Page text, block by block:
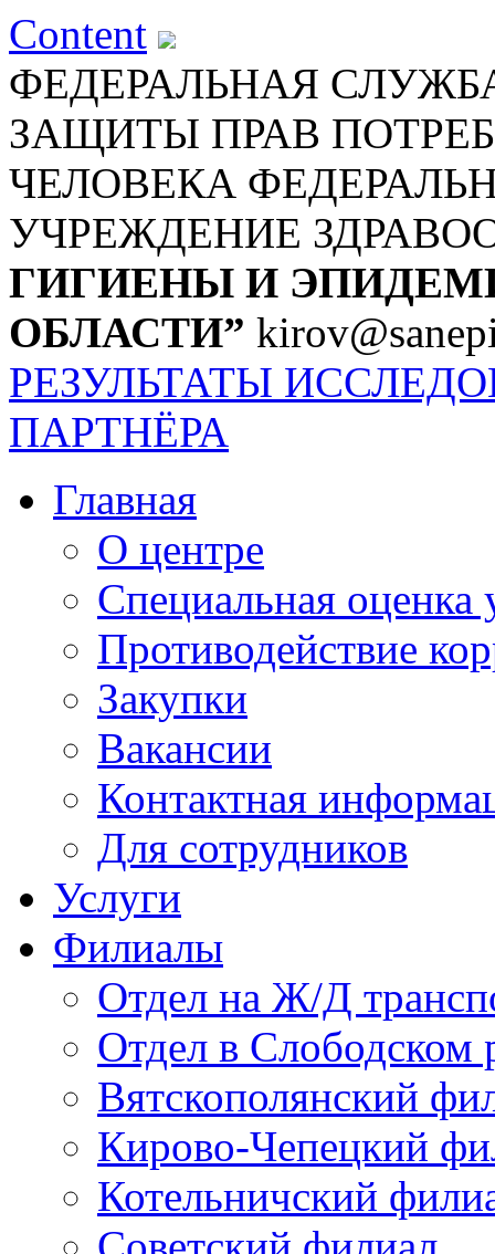
Content
ФЕДЕРАЛЬНАЯ
ЗАЩИТЫ ПРАВ
ЧЕЛОВЕКА
УЧРЕЖДЕНИЕ
ГИГИЕНЫ И
ОБЛАСТИ”
РЕЗУЛЬТАТЫ
ПАРТНЁРА
Главная
О центре
Специальная оценка
Противодействие
Закупки
Вакансии
Контактная
Для сотрудников
Услуги
Филиалы
Отдел на Ж/Д
Отдел в Слободском
Вятскополянский
Кирово-Чепецкий
Котельничский